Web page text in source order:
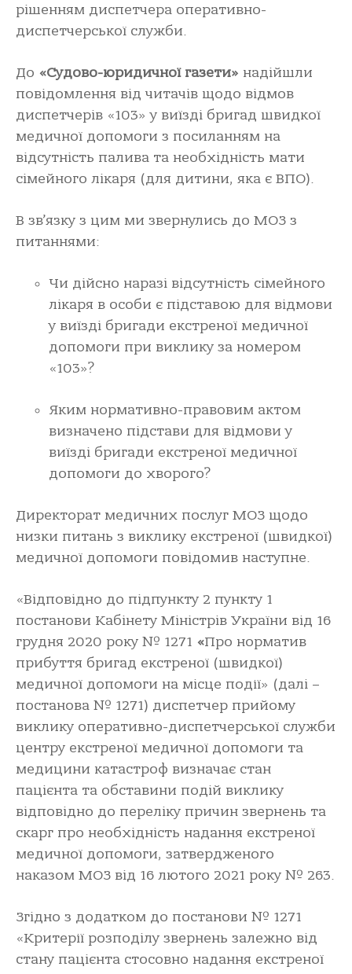
рішенням диспетчера оперативно-
диспетчерської служби.
До «Судово-юридичної газети» надійшли
повідомлення від читачів щодо відмов
диспетчерів «103» у виїзді бригад швидкої
медичної допомоги з посиланням на
відсутність палива та необхідність мати
сімейного лікаря (для дитини, яка є ВПО).
В зв’язку з цим ми звернулись до МОЗ з
питаннями:
Чи дійсно наразі відсутність сімейного
лікаря в особи є підставою для відмови
у виїзді бригади екстреної медичної
допомоги при виклику за номером
«103»?
Яким нормативно-правовим актом
визначено підстави для відмови у
виїзді бригади екстреної медичної
допомоги до хворого?
Директорат медичних послуг МОЗ щодо
низки питань з виклику екстреної (швидкої)
медичної допомоги повідомив наступне.
«Відповідно до підпункту 2 пункту 1
постанови Кабінету Міністрів України від 16
грудня 2020 року № 1271 «Про норматив
прибуття бригад екстреної (швидкої)
медичної допомоги на місце події» (далі –
постанова № 1271) диспетчер прийому
виклику оперативно-диспетчерської служби
центру екстреної медичної допомоги та
медицини катастроф визначає стан
пацієнта та обставини подій виклику
відповідно до переліку причин звернень та
скарг про необхідність надання екстреної
медичної допомоги, затвердженого
наказом МОЗ від 16 лютого 2021 року № 263.
Згідно з додатком до постанови № 1271
«Критерії розподілу звернень залежно від
стану пацієнта стосовно надання екстреної